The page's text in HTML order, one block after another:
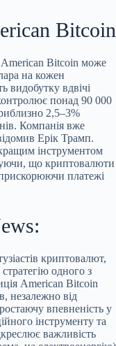
Bitcoin
American Bitcoin може
на кожен
видобутку вдвічі
понад 90 000
2,5–3%
Компанія вже
Ерік Трамп.
інструментом
що криптовалюти
платежі
криптовалют,
одного з
American Bitcoin
незалежно від
впевненість у
інструменту та
важливість